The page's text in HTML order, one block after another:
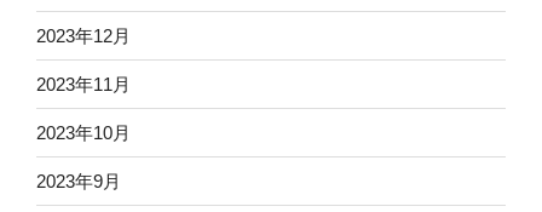
2023年12月
2023年11月
2023年10月
2023年9月